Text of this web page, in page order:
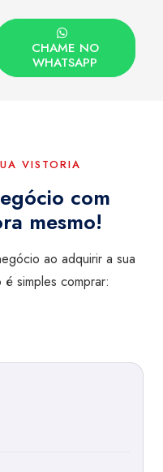
CHAME NO
WHATSAPP
VISTORIA
com
mesmo!
ao adquirir a sua
simples comprar: